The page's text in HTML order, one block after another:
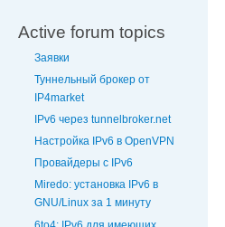
Active forum topics
Заявки
Туннельный брокер от
IP4market
IPv6 через tunnelbroker.net
Настройка IPv6 в OpenVPN
Провайдеры с IPv6
Miredo: установка IPv6 в
GNU/Linux за 1 минуту